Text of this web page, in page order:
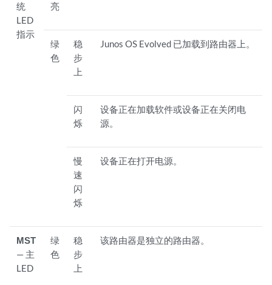
统
LED
指示
亮
绿
色
稳
步
上
Junos OS Evolved 已加载到路由器上。
闪
烁
设备正在加载软件或设备正在关闭电
源。
慢
速
闪
烁
设备正在打开电源。
MST
— 主
LED
绿
色
稳
步
上
该路由器是独立的路由器。